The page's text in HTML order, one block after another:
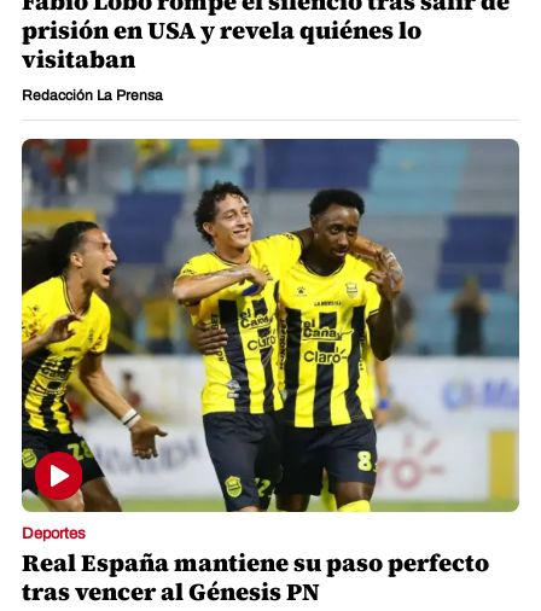
prisión en USA y revela quiénes lo
visitaban
Redacción La Prensa
Deportes
Real España mantiene su paso perfecto
tras vencer al Génesis PN